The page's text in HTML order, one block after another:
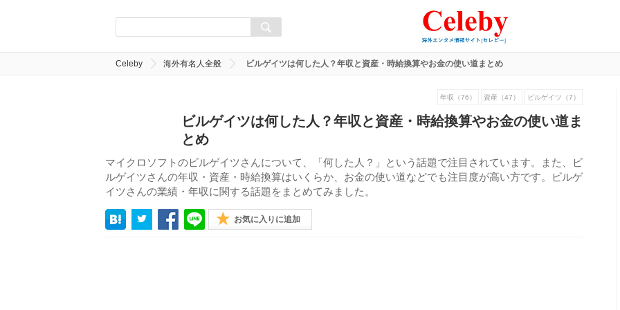
Celeby 海外有名人全般 ビルゲイツは何した人？年収と資産・時給換算やお金の使い道まとめ
年収（76） 資産（47） ビルゲイツ（7）
ビルゲイツは何した人？年収と資産・時給換算やお金の使い道ま
とめ
マイクロソフトのビルゲイツさんについて、「何した人？」という話題で注目されています。また、ビ
ルゲイツさんの年収・資産・時給換算はいくらか、お金の使い道などでも注目度が高い方です。ビルゲ
イツさんの業績・年収に関する話題をまとめてみました。
お気に入りに追加